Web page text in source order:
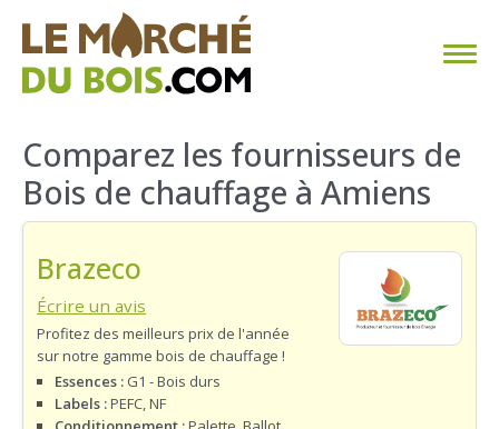
CHAUFFAGE AU BOIS
FAQ
TROUVER SON FOURNISSEUR
BLOG
ESPACE PRO
Comparez les fournisseurs de
Bois de chauffage à Amiens
Brazeco
Écrire un avis
Profitez des meilleurs prix de l'année
sur notre gamme bois de chauffage !
Essences : G1 - Bois durs
Labels :PEFC, NF